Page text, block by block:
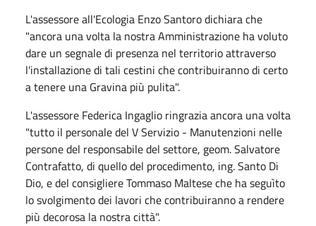
L'assessore all'Ecologia Enzo Santoro dichiara che
"ancora una volta la nostra Amministrazione ha voluto
dare un segnale di presenza nel territorio attraverso
l'installazione di tali cestini che contribuiranno di certo
a tenere una Gravina più pulita".
L'assessore Federica Ingaglio ringrazia ancora una volta
"tutto il personale del V Servizio - Manutenzioni nelle
persone del responsabile del settore, geom. Salvatore
Contrafatto, di quello del procedimento, ing. Santo Di
Dio, e del consigliere Tommaso Maltese che ha seguìto
lo svolgimento dei lavori che contribuiranno a rendere
più decorosa la nostra città".